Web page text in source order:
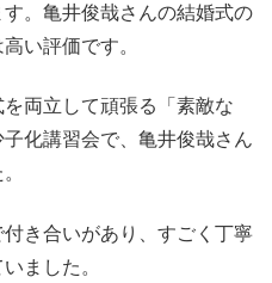
。亀井俊哉さんの結婚式の
い評価です。
両立して頑張る「素敵な
化講習会で、亀井俊哉さん
き合いがあり、すごく丁寧
ました。